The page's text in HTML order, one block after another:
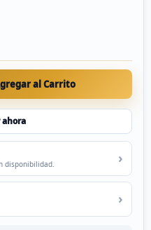
al Carrito
disponibilidad.